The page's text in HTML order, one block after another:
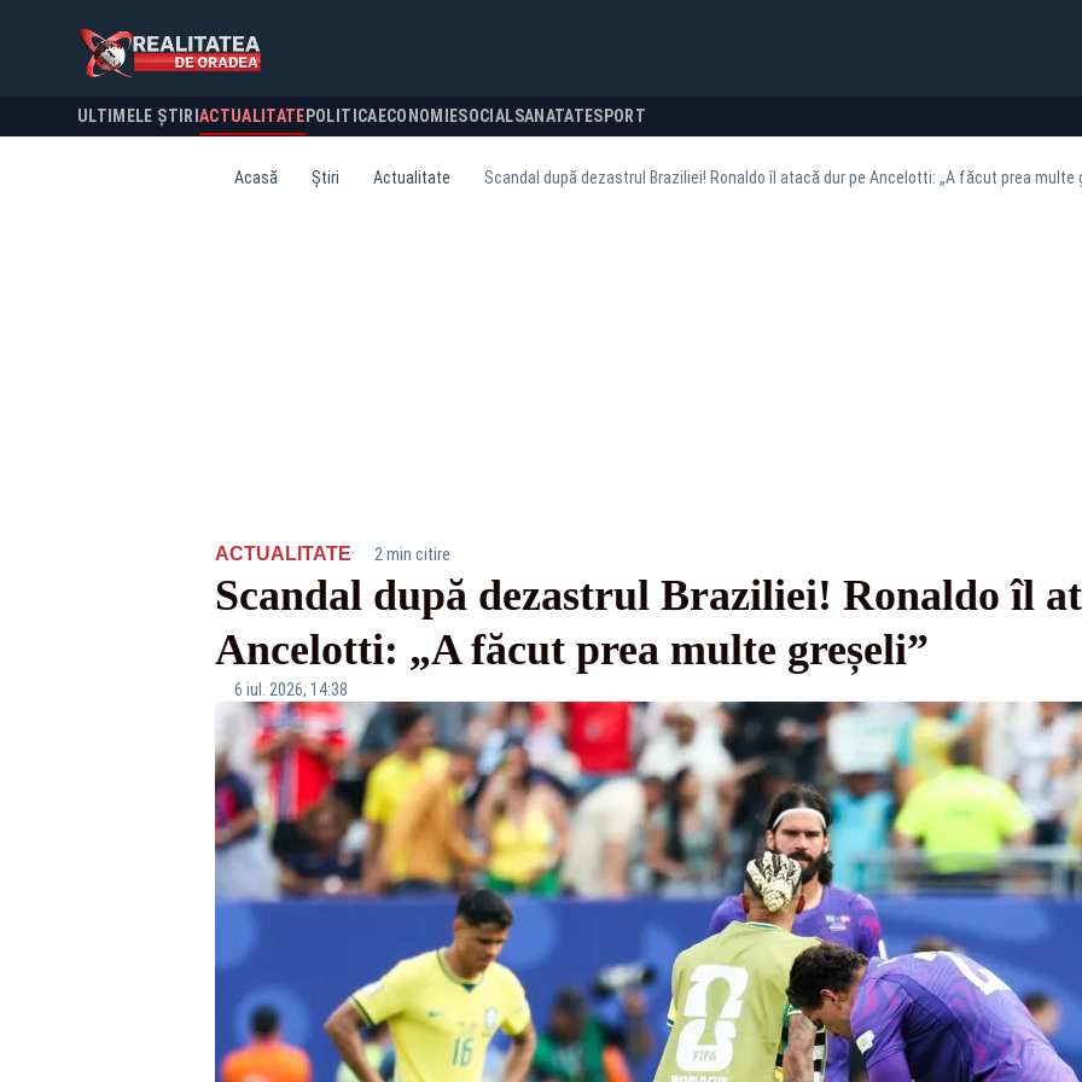
ULTIMELE ȘTIRI ACTUALITATE POLITICA ECONOMIESOCIALSANATATESPORT
Acasă Știri Actualitate Scandal după dezastrul Braziliei! Ronaldo îl atacă dur pe Ancelotti: „A făcut prea multe
ACTUALITATE· 2 min citire
Scandal după dezastrul Braziliei! Ronaldo îl
Ancelotti: „A făcut prea multe greșeli”
6 iul. 2026, 14:38